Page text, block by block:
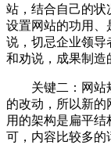
站，结合自己的状
设置网站的功用、
说，切忌企业领导
和劝说，成果制造
关键二：网站
的改动，所以新的
用的架构是扁平
可，内容比较多的